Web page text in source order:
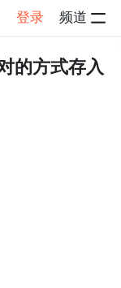
登录 频道
的方式存入